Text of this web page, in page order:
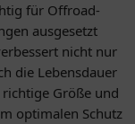
für Offroad-
ausgesetzt
nicht nur
die Lebensdauer
Größe und
optimalen Schutz